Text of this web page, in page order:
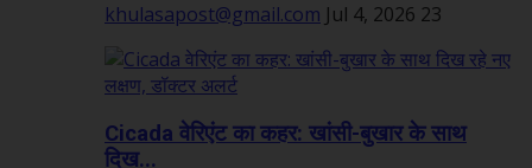
khulasapost@gmail.com Jul 4, 2026 23
Cicada वेरिएंट का कहर: खांसी-बुखार के साथ
दिख...